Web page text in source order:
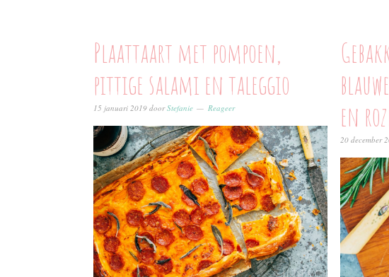
Plaattaart met pompoen,
pittige salami en taleggio
15 januari 2019 doorStefanie Reageer
en
20 december